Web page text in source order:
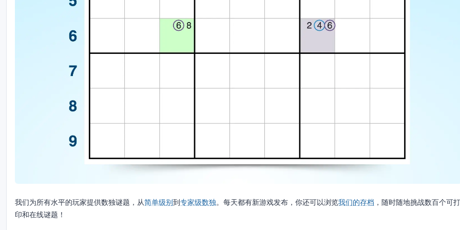
我们为所有水平的玩家提供数独谜题，从简单级别到专家级数独。每天都有新游戏发布，你还可以浏览我们的存档 ，随时随地挑战数百个可打
印和在线谜题！